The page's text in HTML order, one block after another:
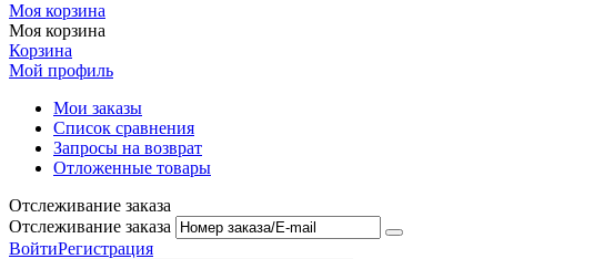
Моя корзина
Моя корзина
Корзина
Мой профиль
Мои заказы
Список сравнения
Запросы на возврат
Отложенные товары
Отслеживание заказа
Отслеживание заказа
ВойтиРегистрация